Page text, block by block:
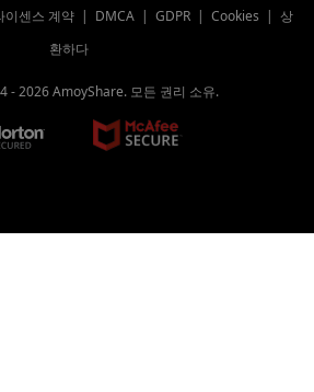
이센스 계약| DMCA| GDPR| Cookies | 상
환하다
-2026AmoyShare. 모든 권리 소유.